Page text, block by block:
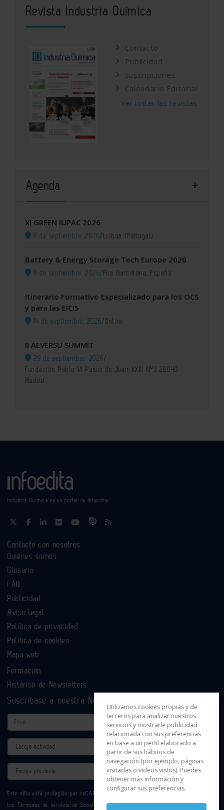
Revista Industria Química
Contacto
Publicidad
Suscripciones
Calendario Editorial
Ver todas las revistas
Agenda
XI GREEN IUPAC 2026
8 de septiembre, 2026/Lisboa (Portugal)
Battery & Energy Storage Tech Europe 2026
8 de septiembre, 2026/Fira Barcelona, España
Itinerario Formativo Especializado para los OCS
y para las EICIS
14 de septiembre, 2026/Online
II AEVERSU SUMMIT
29 de septiembre, 2026/
Fundación Pablo VI Paseo de Juan XXIII Nº3 28040
Madrid
Industria Química es un portal de Infoedita
Contacte con nosotros
Quiénes somos
Glosario
FAQ
Publicidad
Aviso legal
Política de privacidad
Política de cookies
Mapa web
Formación
Histórico de Newsletters
Suscríbase a nuestra Newsletter
Email
Actividad
Provincia
Este sitio está protegido por reCAPTCHA y se aplican la
los Términos de servicio de Google.
Utilizamos cookies propias y de
terceros para analizar nuestros
servicios y mostrarle publicidad
relacionada con sus preferencias
en base a un perfil elaborado a
partir de sus hábitos de
navegación (por ejemplo, páginas
visitadas o videos vistos). Puedes
obtener más información y
configurar sus preferencias.